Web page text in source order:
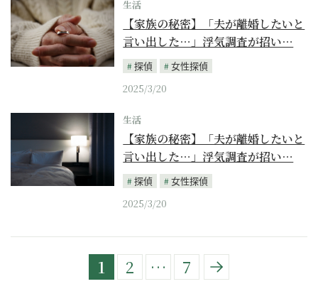
生活
【家族の秘密】「夫が離婚したいと
言い出した…」浮気調査が招い…
探偵
女性探偵
2025/3/20
生活
【家族の秘密】「夫が離婚したいと
言い出した…」浮気調査が招い…
探偵
女性探偵
2025/3/20
1 2 … 7